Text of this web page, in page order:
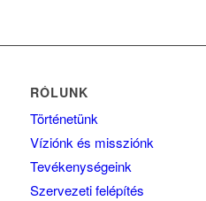
RÓLUNK
Történetünk
Víziónk és missziónk
Tevékenységeink
Szervezeti felépítés